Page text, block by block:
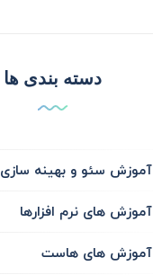
دسته بندی ها
آموزش سئو و بهینه سازی
آموزش های نرم افزارها
آموزش های هاست